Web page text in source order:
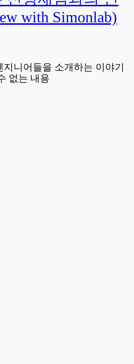
with Simonlab)
니어들을 소개하는 이야기
없는 내용